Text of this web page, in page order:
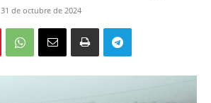
31 de octubre de 2024